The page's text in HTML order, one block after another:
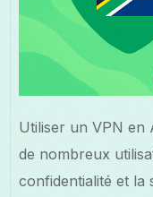
Utiliser un VPN en
de nombreux
confidentialité et la